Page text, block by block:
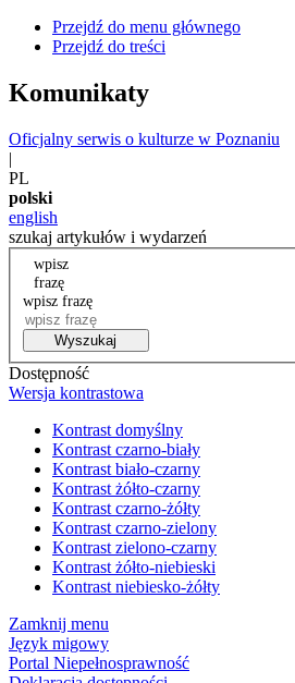
Przejdź do menu głównego
Przejdź do treści
Komunikaty
Oficjalny serwis o kulturze w Poznaniu
|
PL
polski
english
szukaj artykułów i wydarzeń
wpisz
frazę
wpisz frazę
Wyszukaj
Dostępność
Wersja kontrastowa
Kontrast domyślny
Kontrast czarno-biały
Kontrast biało-czarny
Kontrast żółto-czarny
Kontrast czarno-żółty
Kontrast czarno-zielony
Kontrast zielono-czarny
Kontrast żółto-niebieski
Kontrast niebiesko-żółty
Zamknij menu
Język migowy
Portal Niepełnosprawność